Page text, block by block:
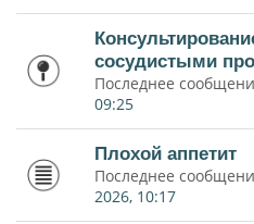
сосудистыми
Последнее
09:25
Плохой аппетит
Последнее
2026, 10:17